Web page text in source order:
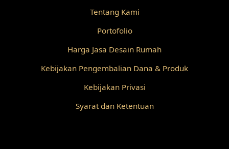
Desain Partisi
Desain Pilar
Desain Fasad Depan
Desain Fasad Belakang
Tentang Kami
Portofolio
Harga Jasa Desain Rumah
Kebijakan Pengembalian Dana & Produk
Kebijakan Privasi
Syarat dan Ketentuan